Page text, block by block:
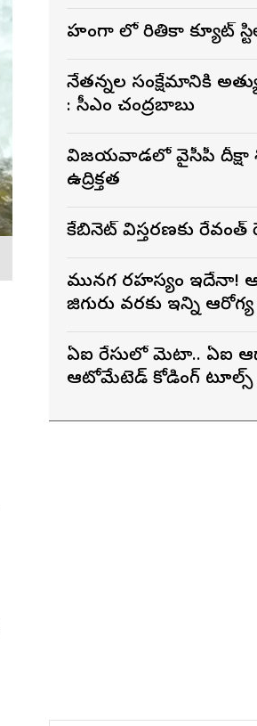
లెహంగా లో రితికా క్యూట్
నేతన్నల సంక్షేమానికి
: సీఎం చంద్రబాబు
విజయవాడలో వైసీపీ దీక్షా
ఉద్రిక్తత
కేబినెట్ విస్తరణకు రేవంత్
మునగ రహస్యం ఇదేనా!
జిగురు వరకు ఇన్ని
ఏఐ రేసులో మెటా.. ఏఐ
ఆటోమేటెడ్ కోడింగ్ టూల్స్